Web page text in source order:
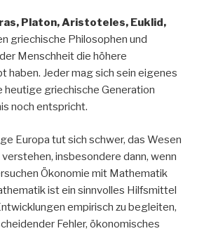
Platon, Aristoteles, Euklid,
griechische Philosophen und
Menschheit die höhere
haben. Jeder mag sich sein eigenes
heutige griechische Generation
noch entspricht.
Europa tut sich schwer, das Wesen
insbesondere dann, wenn
Ökonomie mit Mathematik
ist ein sinnvolles Hilfsmittel
empirisch zu begleiten,
Fehler, ökonomisches